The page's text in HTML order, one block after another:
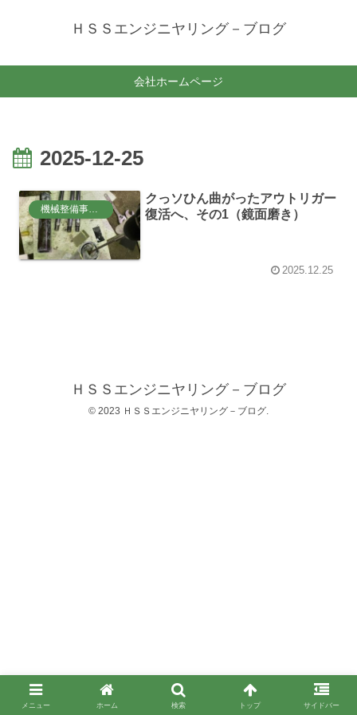
ＨＳＳエンジニヤリング－ブログ
会社ホームページ
2025-12-25
機械整備事業部
クっソひん曲がったアウトリガー
復活へ、その1（鏡面磨き）
2025.12.25
ＨＳＳエンジニヤリング－ブログ
© 2023 ＨＳＳエンジニヤリング－ブログ.
メニュー ホーム 検索 トップ サイドバー